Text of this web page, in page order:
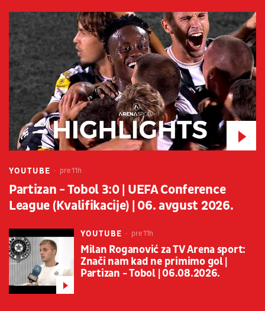
YOUTUBE pre 11h
Partizan - Tobol 3:0 | UEFA Conference
League (Kvalifikacije) | 06. avgust 2026.
YOUTUBE pre 11h
Milan Roganović za TV Arena sport:
Znači nam kad ne primimo gol |
Partizan - Tobol | 06.08.2026.